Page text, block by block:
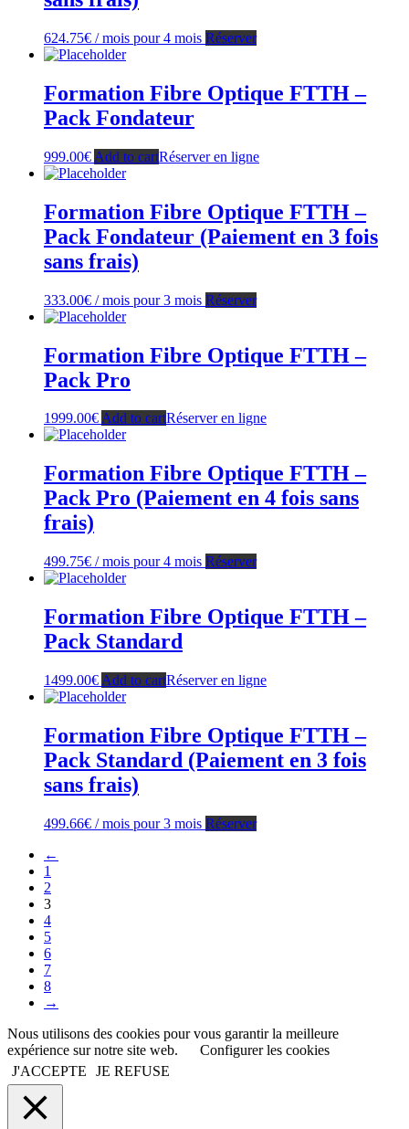
624.75€ / mois pour 4 mois Réserver
Formation Fibre Optique FTTH –
Pack Fondateur
999.00€ Add to cartRéserver en ligne
Formation Fibre Optique FTTH –
Pack Fondateur (Paiement en 3 fois
sans frais)
333.00€ / mois pour 3 mois Réserver
Formation Fibre Optique FTTH –
Pack Pro
1999.00€Add to cartRéserver en ligne
Formation Fibre Optique FTTH –
Pack Pro (Paiement en 4 fois sans
frais)
499.75€ / mois pour 4 mois Réserver
Formation Fibre Optique FTTH –
Pack Standard
1499.00€ Add to cartRéserver en ligne
Formation Fibre Optique FTTH –
Pack Standard (Paiement en 3 fois
sans frais)
499.66€ / mois pour 3 mois Réserver
←
1
2
3
4
5
6
7
8
→
Nous utilisons des cookies pour vous garantir la meilleure
expérience sur notre site web.
Configurer les cookies
J'ACCEPTE
JE REFUSE